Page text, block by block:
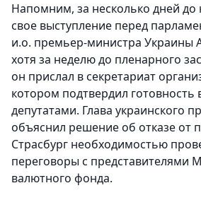
Напомним, за несколько дней до
свое выступление перед
и.о. премьер-министра Украины
хотя за неделю до пленарного
он прислал в секретариат
котором подтвердил готовность
депутатами. Глава украинского
объяснил решение об отказе от
Страсбург необходимостью
переговоры с представителями
валютного фонда.